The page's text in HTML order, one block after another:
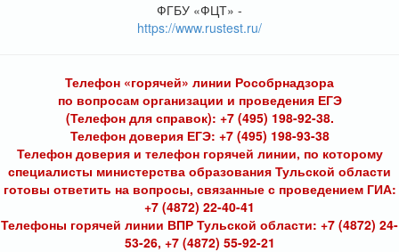
ФГБУ «ФЦТ» -
https://www.rustest.ru/
Телефон «горячей» линии Рособрнадзора
по вопросам организации и проведения ЕГЭ
(Телефон для справок): +7 (495) 198-92-38.
Телефон доверия ЕГЭ: +7 (495) 198-93-38
Телефон доверия и телефон горячей линии, по которому
специалисты министерства образования Тульской области
готовы ответить на вопросы, связанные с проведением ГИА:
+7 (4872) 22-40-41
Телефоны горячей линии ВПР Тульской области: +7 (4872) 24-
53-26, +7 (4872) 55-92-21